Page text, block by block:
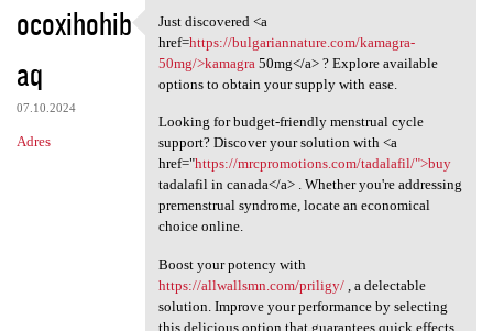
ocoxihohib
aq
07.10.2024
Adres
Just discovered <a href=https
Just discovered <a
href=https://bulgariannature.com/kamagra-
50mg/>kamagra 50mg</a> ? Explore available
options to obtain your supply with ease.
Looking for budget-friendly menstrual cycle
support? Discover your solution with <a
href="https://mrcpromotions.com/tadalafil/">buy
tadalafil in canada</a> . Whether you're addressing
premenstrual syndrome, locate an economical
choice online.
Boost your potency with
https://allwallsmn.com/priligy/, a delectable
solution. Improve your performance by selecting
this delicious option that guarantees quick effects.